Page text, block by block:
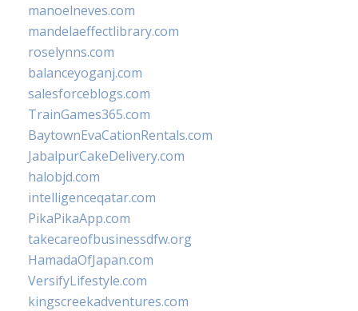
manoelneves.com
mandelaeffectlibrary.com
roselynns.com
balanceyoganj.com
salesforceblogs.com
TrainGames365.com
BaytownEvaCationRentals.com
JabalpurCakeDelivery.com
halobjd.com
intelligenceqatar.com
PikaPikaApp.com
takecareofbusinessdfw.org
HamadaOfJapan.com
VersifyLifestyle.com
kingscreekadventures.com